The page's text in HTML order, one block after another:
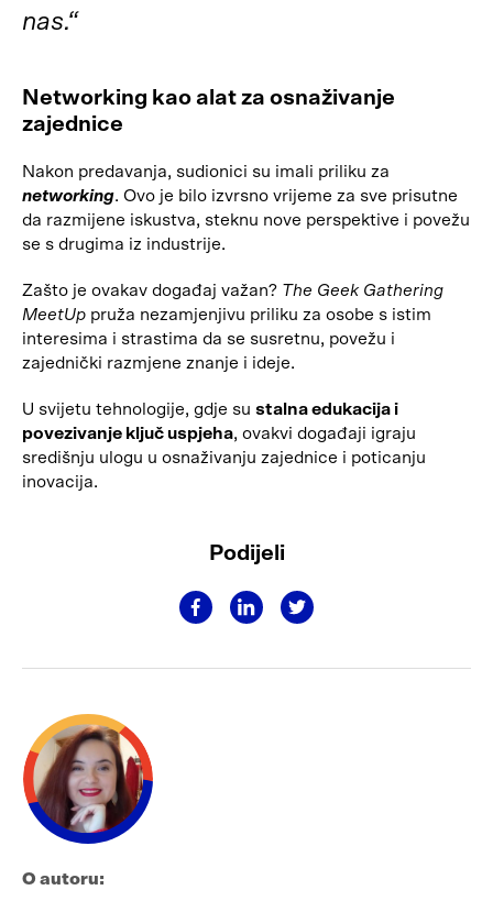
nas.“
Networking kao alat za osnaživanje
zajednice
Nakon predavanja, sudionici su imali priliku za
networking. Ovo je bilo izvrsno vrijeme za sve prisutne
da razmijene iskustva, steknu nove perspektive i povežu
se s drugima iz industrije.
Zašto je ovakav događaj važan? The Geek Gathering
MeetUp pruža nezamjenjivu priliku za osobe s istim
interesima i strastima da se susretnu, povežu i
zajednički razmjene znanje i ideje.
U svijetu tehnologije, gdje su stalna edukacija i
povezivanje ključ uspjeha, ovakvi događaji igraju
središnju ulogu u osnaživanju zajednice i poticanju
inovacija.
Podijeli
O autoru: